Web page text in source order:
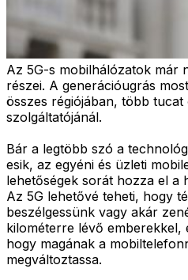
Az 5G-s mobilhálózatok már
részei. A generációugrás
összes régiójában, több
szolgáltatójánál.
Bár a legtöbb szó a
esik, az egyéni és üzleti
lehetőségek sorát hozza el a
Az 5G lehetővé teheti, hogy
beszélgessünk vagy akár
kilométerre lévő emberekkel,
hogy magának a
megváltoztassa.